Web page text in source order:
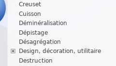
Creuset
Cuisson
Déminéralisation
Dépistage
Désagrégation
Design, décoration, utilitaire
Destruction